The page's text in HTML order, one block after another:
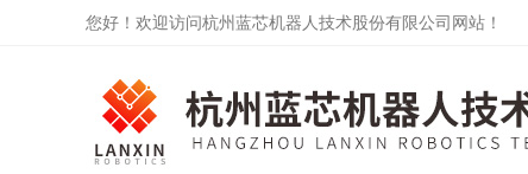
您好！欢迎访问杭州蓝芯机器人技术股份有限公司网站！